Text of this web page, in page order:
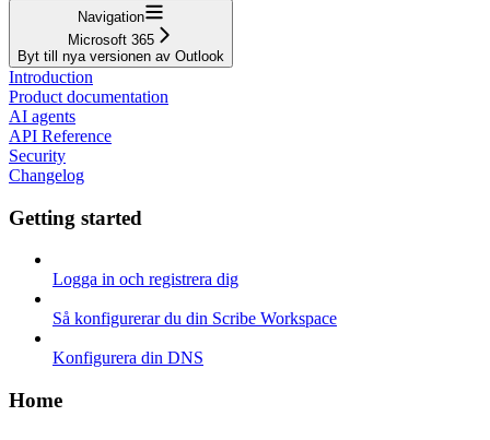
Navigation
Microsoft 365
Byt till nya versionen av Outlook
Introduction
Product documentation
AI agents
API Reference
Security
Changelog
Getting started
Logga in och registrera dig
Så konfigurerar du din Scribe Workspace
Konfigurera din DNS
Home